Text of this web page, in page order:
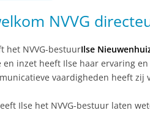
NVVG
het NVVG-bestuurIlse
inzet heeft Ilse haar ervaring
vaardigheden heeft
Ilse het NVVG-bestuur laten